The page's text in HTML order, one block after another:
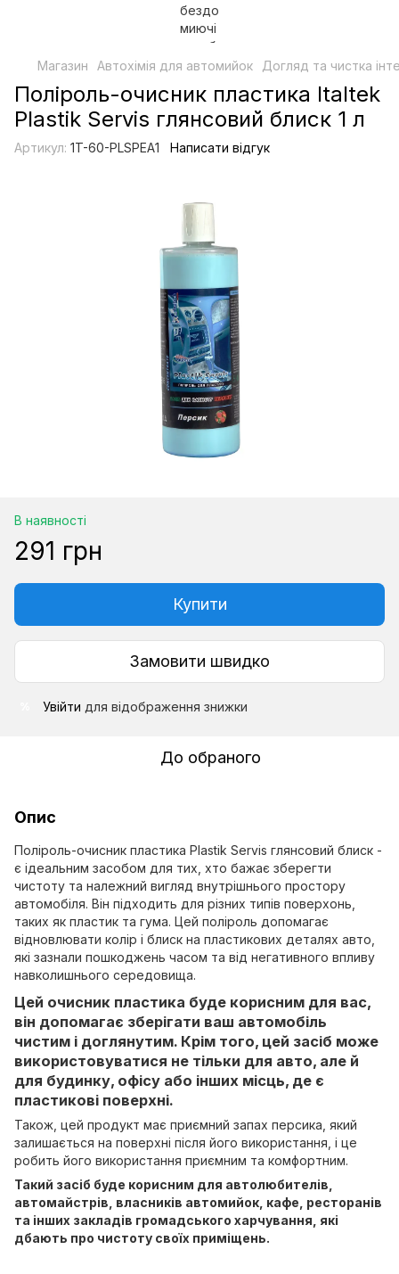
Магазин Автохімія для автомийок Догляд та чистка
Поліроль-очисник пластика Italtek
Plastik Servis глянсовий блиск 1 л
Артикул: 1T-60-PLSPEA1 Написати відгук
В наявності
291 грн
Купити
Замовити швидко
Увійти для відображення знижки
До обраного
Опис
Поліроль-очисник пластика Plastik Servis глянсовий блиск -
є ідеальним засобом для тих, хто бажає зберегти
чистоту та належний вигляд внутрішнього простору
автомобіля. Він підходить для різних типів поверхонь,
таких як пластик та гума. Цей поліроль допомагає
відновлювати колір і блиск на пластикових деталях авто,
які зазнали пошкоджень часом та від негативного впливу
навколишнього середовища.
Цей очисник пластика буде корисним для вас,
він допомагає зберігати ваш автомобіль
чистим і доглянутим. Крім того, цей засіб може
використовуватися не тільки для авто, але й
для будинку, офісу або інших місць, де є
пластикові поверхні.
Також, цей продукт має приємний запах персика, який
залишається на поверхні після його використання, і це
робить його використання приємним та комфортним.
Такий засіб буде корисним для автолюбителів,
автомайстрів, власників автомийок, кафе, ресторанів
та інших закладів громадського харчування, які
дбають про чистоту своїх приміщень.